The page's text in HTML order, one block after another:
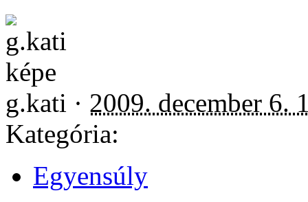
g.kati · 2009. december 6.
Kategória:
Egyensúly